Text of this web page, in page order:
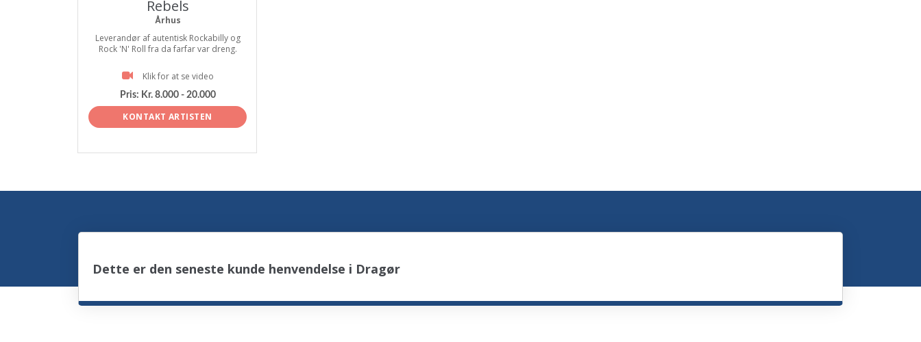
Rebels
Århus
Leverandør af autentisk Rockabilly og
Rock 'N' Roll fra da farfar var dreng.
Klik for at se video
Pris: Kr. 8.000 - 20.000
KONTAKT ARTISTEN
Dette er den seneste kunde henvendelse i Dragør